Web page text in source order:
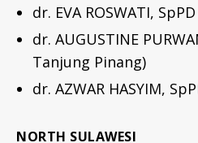
dr. EVA ROSWATI,
dr. AUGUSTINE
Tanjung Pinang)
dr. AZWAR HASYIM,
NORTH SULAWESI